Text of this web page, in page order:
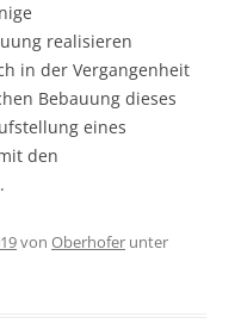
realisieren
in der Vergangenheit
Bebauung dieses
eines
den
von Oberhofer unter